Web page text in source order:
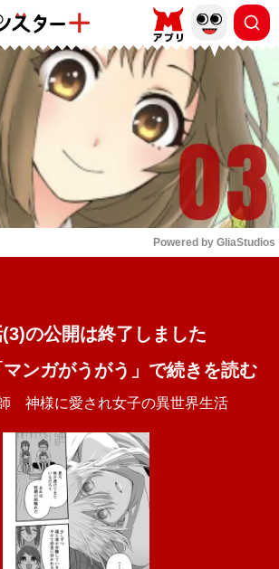
もっと読む
Powered by GliaStudios
の公開は終了しました
ンガがうがう」で続きを読む
神様に愛され女子の異世界生活